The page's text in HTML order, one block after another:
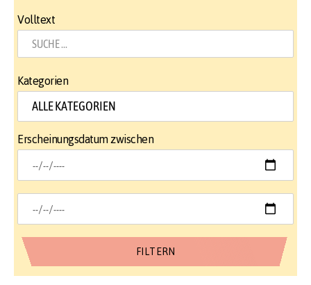
Volltext
Kategorien
Erscheinungsdatum zwischen